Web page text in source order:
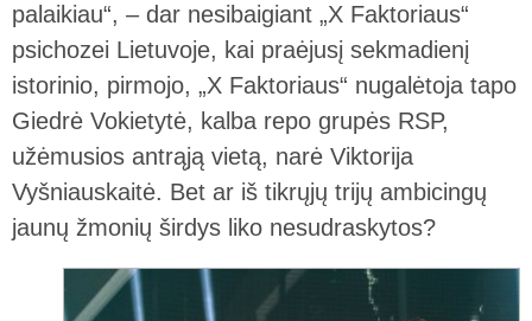
palaikiau“, – dar nesibaigiant „X Faktoriaus“
psichozei Lietuvoje, kai praėjusį sekmadienį
istorinio, pirmojo, „X Faktoriaus“ nugalėtoja tapo
Giedrė Vokietytė, kalba repo grupės RSP,
užėmusios antrąją vietą, narė Viktorija
Vyšniauskaitė. Bet ar iš tikrųjų trijų ambicingų
jaunų žmonių širdys liko nesudraskytos?